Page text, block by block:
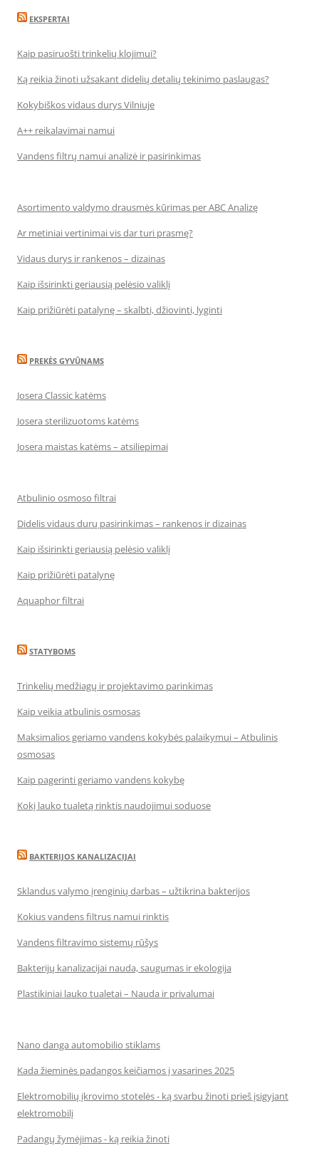
EKSPERTAI
Kaip pasiruošti trinkelių klojimui?
Ką reikia žinoti užsakant didelių detalių tekinimo paslaugas?
Kokybiškos vidaus durys Vilniuje
A++ reikalavimai namui
Vandens filtrų namui analizė ir pasirinkimas
Asortimento valdymo drausmės kūrimas per ABC Analizę
Ar metiniai vertinimai vis dar turi prasmę?
Vidaus durys ir rankenos – dizainas
Kaip išsirinkti geriausią pelėsio valiklį
Kaip prižiūrėti patalynę – skalbti, džiovinti, lyginti
PREKĖS GYVŪNAMS
Josera Classic katėms
Josera sterilizuotoms katėms
Josera maistas katėms – atsiliepimai
Atbulinio osmoso filtrai
Didelis vidaus durų pasirinkimas – rankenos ir dizainas
Kaip išsirinkti geriausią pelėsio valiklį
Kaip prižiūrėti patalynę
Aquaphor filtrai
STATYBOMS
Trinkelių medžiagų ir projektavimo parinkimas
Kaip veikia atbulinis osmosas
Maksimalios geriamo vandens kokybės palaikymui – Atbulinis
osmosas
Kaip pagerinti geriamo vandens kokybę
Kokį lauko tualetą rinktis naudojimui soduose
BAKTERIJOS KANALIZACIJAI
Sklandus valymo įrenginių darbas – užtikrina bakterijos
Kokius vandens filtrus namui rinktis
Vandens filtravimo sistemų rūšys
Bakterijų kanalizacijai nauda, saugumas ir ekologija
Plastikiniai lauko tualetai – Nauda ir privalumai
Nano danga automobilio stiklams
Kada žieminės padangos keičiamos į vasarines 2025
Elektromobilių įkrovimo stotelės - ką svarbu žinoti prieš įsigyjant
elektromobilį
Padangų žymėjimas - ką reikia žinoti